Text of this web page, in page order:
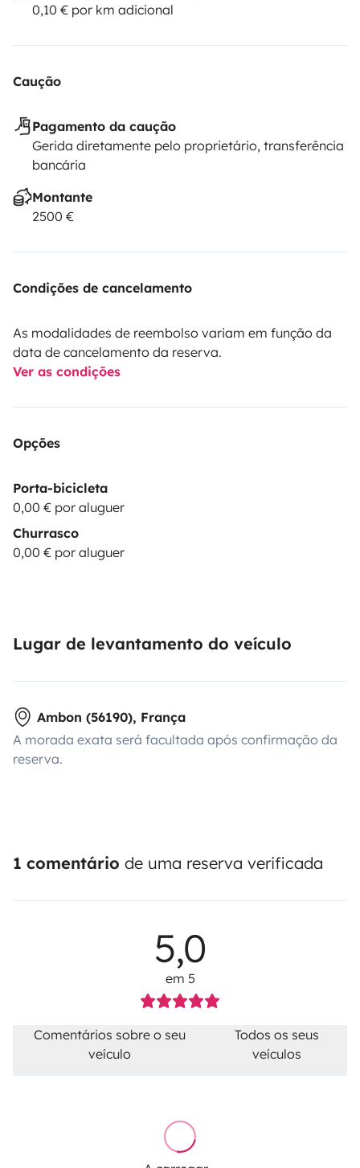
0,10 € por km adicional
Caução
Pagamento da caução
Gerida diretamente pelo proprietário, transferência
bancária
Montante
2500 €
Condições de cancelamento
As modalidades de reembolso variam em função da
data de cancelamento da reserva.
Ver as condições
Opções
Porta-bicicleta
0,00 € por aluguer
Churrasco
0,00 € por aluguer
Lugar de levantamento do veículo
Ambon (56190), França
A morada exata será facultada após confirmação da
reserva.
1 comentário de uma reserva verificada
5,0
em 5
Comentários sobre o seu
veículo
Todos os seus
veículos